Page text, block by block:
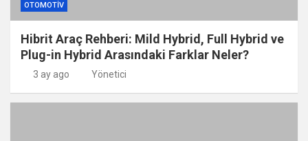
OTOMOTIV
Hibrit Araç Rehberi: Mild Hybrid, Full Hybrid ve
Plug-in Hybrid Arasındaki Farklar Neler?
3 ay ago Yönetici